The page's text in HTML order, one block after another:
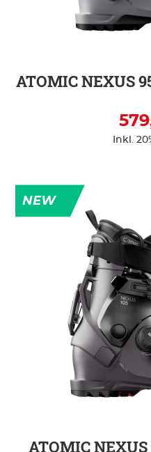
ATOMIC NEXUS
Inkl.
NEW
ATOMIC
ZUR